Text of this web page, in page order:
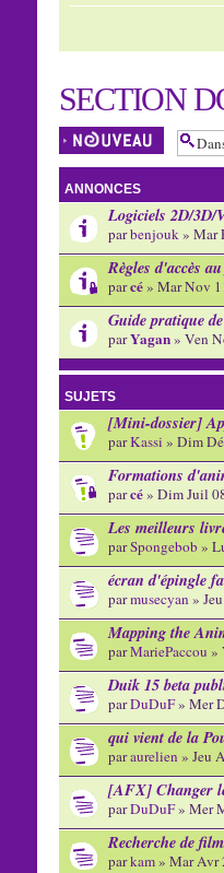
SECTION
Écrire un nouveau
sujet
ANNONCES
Logiciels 2D/3D/
parbenjouk» Mar
Règles d'accès
parcé» Mar Nov
Guide pratique
parYagan» Ven
SUJETS
[Mini-dossier]
parKassi » Dim
Formations
parcé» Dim Juil
Les meilleurs
parSpongebob »
écran d'épingle
parmusecyan »
Mapping the
parMariePaccou »
Duik 15 beta
parDuDuF» Mer
qui vient de la
paraurelien » Jeu
[AFX] Changer
parDuDuF» Mer
Recherche de
parkam» Mar Avr